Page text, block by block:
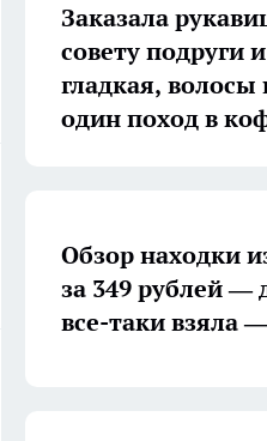
Заказала
совету подруги
гладкая, волосы
один поход в
Обзор находки
за 349 рублей —
все-таки взяла